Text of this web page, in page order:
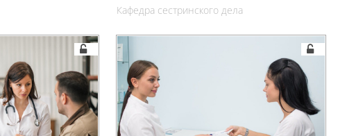
Кафедра сестринского дела